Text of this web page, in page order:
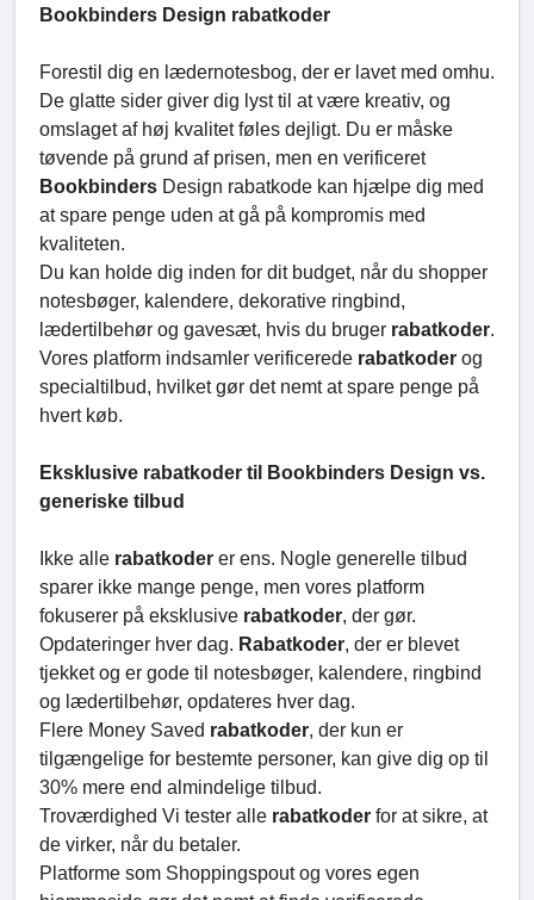
Bookbinders Design rabatkoder
Forestil dig en lædernotesbog, der er lavet med omhu.
De glatte sider giver dig lyst til at være kreativ, og
omslaget af høj kvalitet føles dejligt. Du er måske
tøvende på grund af prisen, men en verificeret
Bookbinders Design rabatkode kan hjælpe dig med
at spare penge uden at gå på kompromis med
kvaliteten.
Du kan holde dig inden for dit budget, når du shopper
notesbøger, kalendere, dekorative ringbind,
lædertilbehør og gavesæt, hvis du bruger rabatkoder.
Vores platform indsamler verificerede rabatkoder og
specialtilbud, hvilket gør det nemt at spare penge på
hvert køb.
Eksklusive rabatkoder til Bookbinders Design vs.
generiske tilbud
Ikke alle rabatkoder er ens. Nogle generelle tilbud
sparer ikke mange penge, men vores platform
fokuserer på eksklusive rabatkoder, der gør.
Opdateringer hver dag. Rabatkoder, der er blevet
tjekket og er gode til notesbøger, kalendere, ringbind
og lædertilbehør, opdateres hver dag.
Flere Money Saved rabatkoder, der kun er
tilgængelige for bestemte personer, kan give dig op til
30% mere end almindelige tilbud.
Troværdighed Vi tester alle rabatkoder for at sikre, at
de virker, når du betaler.
Platforme som Shoppingspout og vores egen